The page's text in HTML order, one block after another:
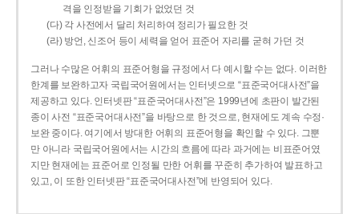
격을 인정받을 기회가 없었던 것
(다) 각 사전에서 달리 처리하여 정리가 필요한 것
(라) 방언, 신조어 등이 세력을 얻어 표준어 자리를 굳혀 가던 것
그러나 수많은 어휘의 표준어형을 규정에서 다 예시할 수는 없다. 이러한
한계를 보완하고자 국립국어원에서는 인터넷으로 “표준국어대사전”을
제공하고 있다. 인터넷판 “표준국어대사전”은 1999년에 초판이 발간된
종이 사전 “표준국어대사전”을 바탕으로 한 것으로, 현재에도 계속 수정·
보완 중이다. 여기에서 방대한 어휘의 표준어형을 확인할 수 있다. 그뿐
만 아니라 국립국어원에서는 시간의 흐름에 따라 과거에는 비표준어였
지만 현재에는 표준어로 인정될 만한 어휘를 꾸준히 추가하여 발표하고
있고, 이 또한 인터넷판 “표준국어대사전”에 반영되어 있다.